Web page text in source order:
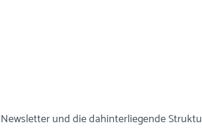
Newsletter und die dahinterliegende